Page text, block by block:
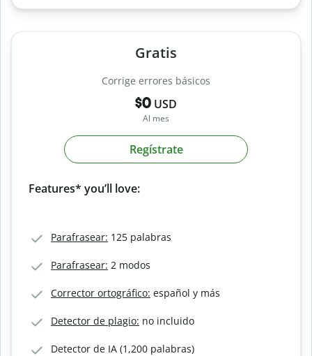
Gratis
Corrige errores básicos
$0 USD
Al mes
Regístrate
Features* you’ll love:
Parafrasear: 125 palabras
Parafrasear: 2 modos
Corrector ortográfico: español y más
Detector de plagio: no incluido
Detector de IA (1,200 palabras)